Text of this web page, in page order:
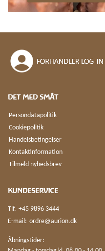
DET MED SMÅT
Persondatapolitik
Cookiepolitik
Handelsbetingelser
Kontaktinformation
Tilmeld nyhedsbrev
KUNDESERVICE
Tlf. +45 9896 3444
E-mail: ordre@aurion.dk
Åbningstider: